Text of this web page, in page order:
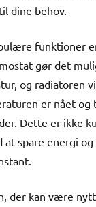
dine behov.
funktioner
gør det
og radiatoren
er nået
Dette er ikke
spare energi og
der kan være